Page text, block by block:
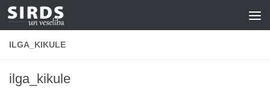
Skip to content
ILGA_KIKULE
ilga_kikule